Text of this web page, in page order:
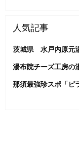
人気記事
茨城県 水戸内原元
湯布院チーズ工房の
那須最強珍スポ「ピ